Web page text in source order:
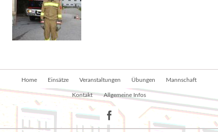
Home Einsätze Veranstaltungen Übungen Mannschaft
Kontakt Allgemeine Infos